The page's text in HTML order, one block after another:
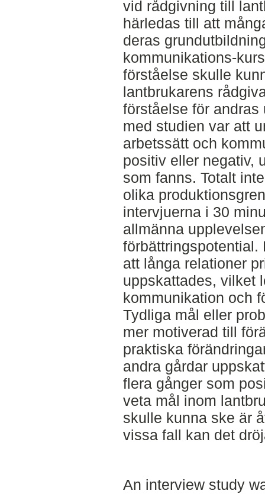
vid rådgivning till
härledas till att
deras
kommunikations-
förståelse skulle
lantbrukarens
förståelse för
med studien var att
arbetssätt och
positiv eller negativ,
som fanns. Totalt
olika
intervjuerna i 30
allmänna
förbättringspotential.
att långa relationer
uppskattades, vilket
kommunikation och
Tydliga mål eller
mer motiverad till
praktiska
andra gårdar
flera gånger som
veta mål inom
skulle kunna ske är
vissa fall kan det
An interview study